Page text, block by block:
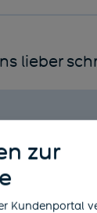
lieber
zur
Kundenportal